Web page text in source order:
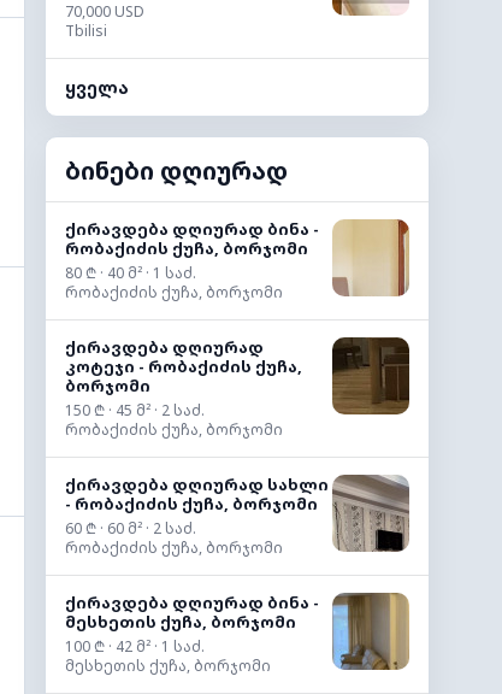
70,000 USD
Tbilisi
ყველა
ბინები დღიურად
ქირავდება დღიურად ბინა -
რობაქიძის ქუჩა, ბორჯომი
80 ₾ · 40 მ² · 1 საძ.
რობაქიძის ქუჩა, ბორჯომი
ქირავდება დღიურად
კოტეჯი - რობაქიძის ქუჩა,
ბორჯომი
150 ₾ · 45 მ² · 2 საძ.
რობაქიძის ქუჩა, ბორჯომი
ქირავდება დღიურად სახლი
- რობაქიძის ქუჩა, ბორჯომი
60 ₾ · 60 მ² · 2 საძ.
რობაქიძის ქუჩა, ბორჯომი
ქირავდება დღიურად ბინა -
მესხეთის ქუჩა, ბორჯომი
100 ₾ · 42 მ² · 1 საძ.
მესხეთის ქუჩა, ბორჯომი